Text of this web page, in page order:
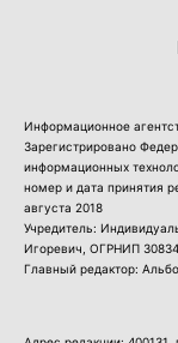
Информационное
Зарегистрировано
информационных
номер и дата принятия
августа 2018
Учредитель:
Игоревич, ОГРНИП
Главный редактор: